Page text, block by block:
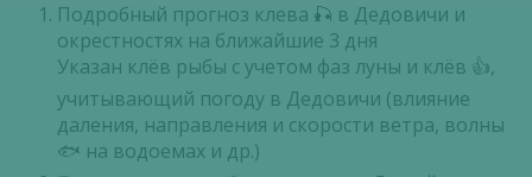
Подробный прогноз клева 🎣 в Дедовичи и
окрестностях на ближайшие 3 дня
Указан клёв рыбы с учетом фаз луны и клёв 👍,
учитывающий погоду в Дедовичи (влияние
даления, направления и скорости ветра, волны
🐟 на водоемах и др.)